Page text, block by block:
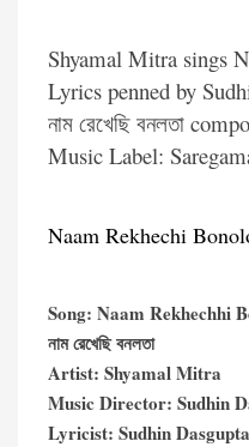
Shyamal Mitra sings
Lyrics penned by
নাম রেখেছি বনলতা
Music Label:
Naam Rekhechi
Song: Naam Rekhechhi
নাম রেখেছি বনলতা
Artist: Shyamal Mitra
Music Director: Sudhin
Lyricist: Sudhin Dasgupta